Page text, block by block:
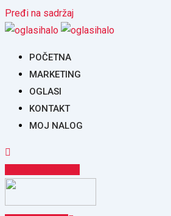
Pređi na sadržaj
POČETNA
MARKETING
OGLASI
KONTAKT
MOJ NALOG